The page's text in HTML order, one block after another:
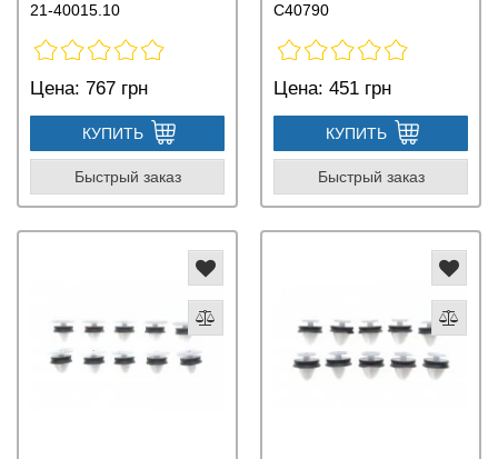
21-40015.10
Цена: 767 грн
КУПИТЬ
Быстрый заказ
C40790
Цена: 451 грн
КУПИТЬ
Быстрый заказ